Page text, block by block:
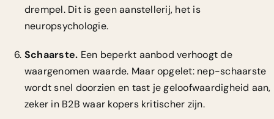
drempel. Dit is geen aanstellerij, het is
neuropsychologie.
Schaarste. Een beperkt aanbod verhoogt de
waargenomen waarde. Maar opgelet: nep-schaarste
wordt snel doorzien en tast je geloofwaardigheid aan,
zeker in B2B waar kopers kritischer zijn.